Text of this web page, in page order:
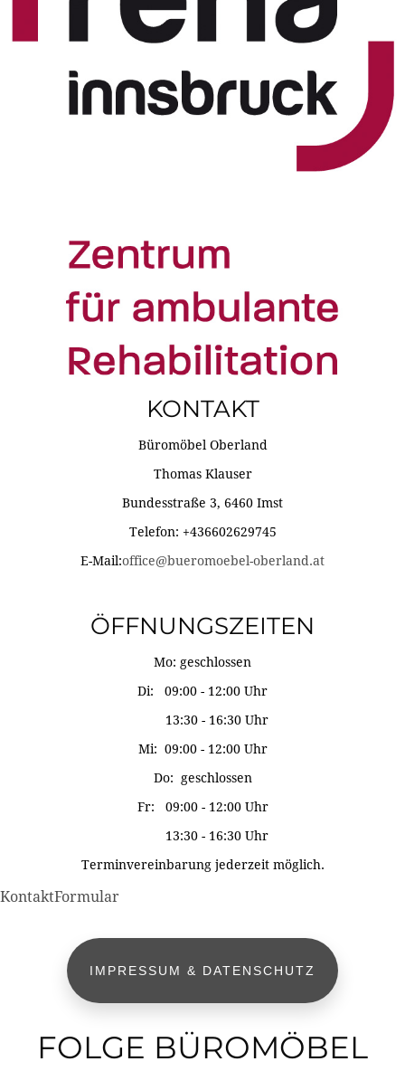
KONTAKT
Büromöbel Oberland
Thomas Klauser
Bundesstraße 3, 6460 Imst
Telefon: +436602629745
E-Mail:office@bueromoebel-oberland.at
ÖFFNUNGSZEITEN
Mo: geschlossen
Di: 09:00 - 12:00 Uhr
13:30 - 16:30 Uhr
Mi: 09:00 - 12:00 Uhr
Do: geschlossen
Fr: 09:00 - 12:00 Uhr
13:30 - 16:30 Uhr
Terminvereinbarung jederzeit möglich.
KontaktFormular
IMPRESSUM & DATENSCHUTZ
FOLGE BÜROMÖBEL